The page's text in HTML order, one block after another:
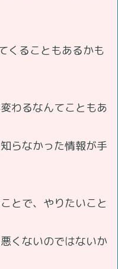
くることもあるかも
わるなんてこともあ
らなかった情報が手
とで、やりたいこと
くないのではないか